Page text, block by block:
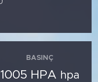
BASINÇ
1005 HPA hpa